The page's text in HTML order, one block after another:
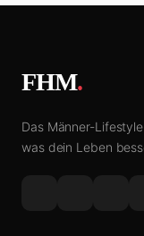
FHM.
Das Männer-
was dein Leben